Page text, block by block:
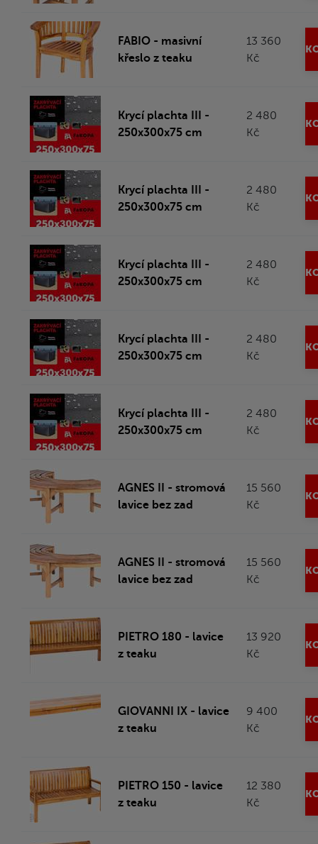
FABIO - masivní
křeslo z teaku
13 360
Kč
Krycí plachta III -
250x300x75 cm
2 480
Kč
Krycí plachta III -
250x300x75 cm
2 480
Kč
Krycí plachta III -
250x300x75 cm
2 480
Kč
Krycí plachta III -
250x300x75 cm
2 480
Kč
Krycí plachta III -
250x300x75 cm
2 480
Kč
AGNES II - stromová
lavice bez zad
15 560
Kč
AGNES II - stromová
lavice bez zad
15 560
Kč
PIETRO 180 - lavice
z teaku
13 920
Kč
GIOVANNI IX - lavice
z teaku
9 400
Kč
PIETRO 150 - lavice
z teaku
12 380
Kč